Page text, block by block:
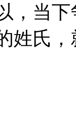
，当
姓氏